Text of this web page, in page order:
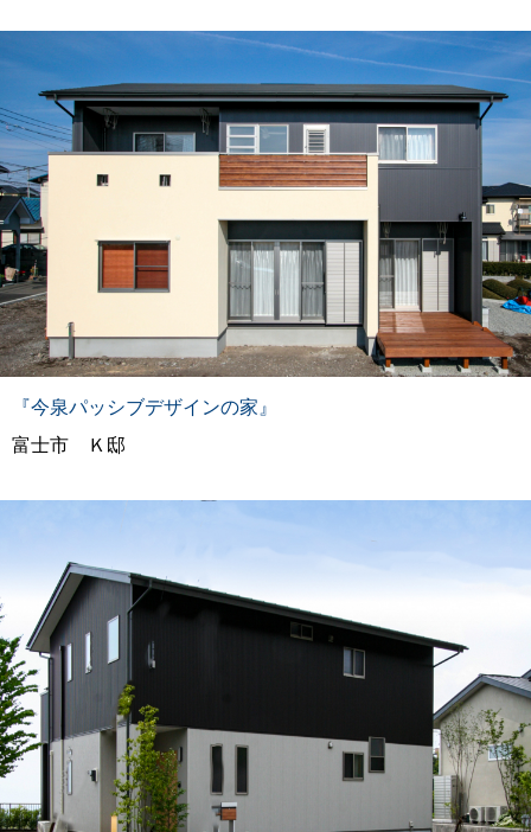
『今泉パッシブデザインの家』
富士市 Ｋ邸